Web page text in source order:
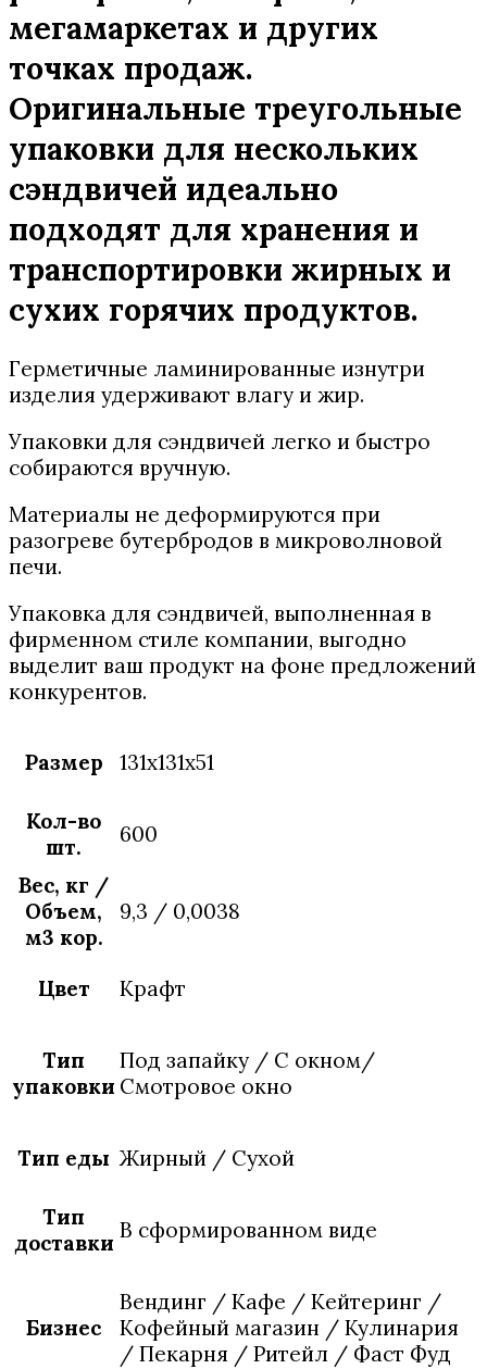
мегамаркетах и других
точках продаж.
Оригинальные треугольные
упаковки для нескольких
сэндвичей идеально
подходят для хранения и
транспортировки жирных и
сухих горячих продуктов.
Герметичные ламинированные изнутри
изделия удерживают влагу и жир.
Упаковки для сэндвичей легко и быстро
собираются вручную.
Материалы не деформируются при
разогреве бутербродов в микроволновой
печи.
Упаковка для сэндвичей, выполненная в
фирменном стиле компании, выгодно
выделит ваш продукт на фоне предложений
конкурентов.
Размер 131x131x51
Кол-во
шт.
600
Вес, кг /
Объем,
м3 кор.
9,3 / 0,0038
Цвет Крафт
Тип
упаковки
Под запайку / С окном/
Смотровое окно
Тип еды Жирный / Сухой
Тип
доставки В сформированном виде
Бизнес
Вендинг / Кафе / Кейтеринг /
Кофейный магазин / Кулинария
/ Пекарня / Ритейл / Фаст Фуд